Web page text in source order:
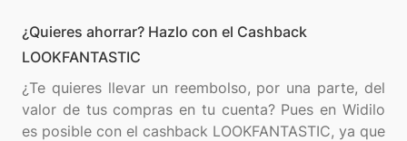
¿Quieres ahorrar? Hazlo con el Cashback
LOOKFANTASTIC
¿Te quieres llevar un reembolso, por una parte, del
valor de tus compras en tu cuenta? Pues en Widilo
es posible con el cashback LOOKFANTASTIC, ya que